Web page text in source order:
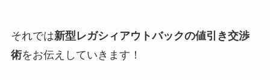
それでは新型レガシィアウトバックの値引き交渉
術をお伝えしていきます！